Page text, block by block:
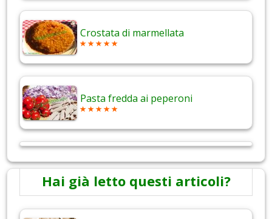
Crostata di marmellata
Pasta fredda ai peperoni
Hai già letto questi articoli?